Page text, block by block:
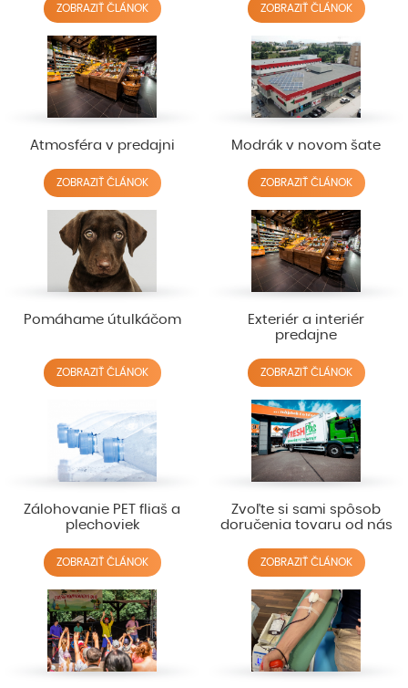
ZOBRAZIŤ ČLÁNOK ZOBRAZIŤ ČLÁNOK
Atmosféra v predajni
ZOBRAZIŤ ČLÁNOK
Modrák v novom šate
ZOBRAZIŤ ČLÁNOK
Pomáhame útulkáčom
ZOBRAZIŤ ČLÁNOK
Exteriér a interiér
predajne
ZOBRAZIŤ ČLÁNOK
Zálohovanie PET fliaš a
plechoviek
ZOBRAZIŤ ČLÁNOK
Zvoľte si sami spôsob
doručenia tovaru od nás
ZOBRAZIŤ ČLÁNOK